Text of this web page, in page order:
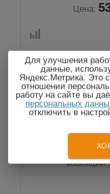
Цена:
Госреестр
изоляции
Для улучшения
данные,
Яндекс.Метрика. Это
отношении
работу на сайте вы
персональных
отключить в